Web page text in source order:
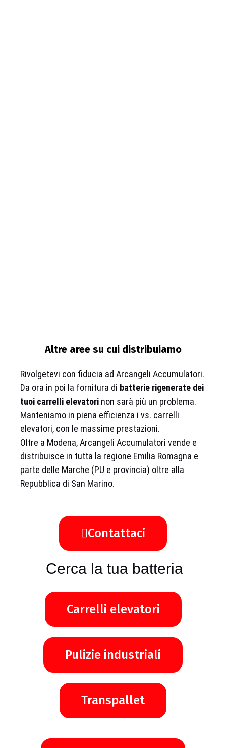
Altre aree su cui distribuiamo
Rivolgetevi con fiducia ad Arcangeli Accumulatori.
Da ora in poi la fornitura di batterie rigenerate dei
tuoi carrelli elevatori non sarà più un problema.
Manteniamo in piena efficienza i vs. carrelli
elevatori, con le massime prestazioni.
Oltre a Modena, Arcangeli Accumulatori vende e
distribuisce in tutta la regione Emilia Romagna e
parte delle Marche (PU e provincia) oltre alla
Repubblica di San Marino.
Contattaci
Cerca la tua batteria
Carrelli elevatori
Pulizie industriali
Transpallet